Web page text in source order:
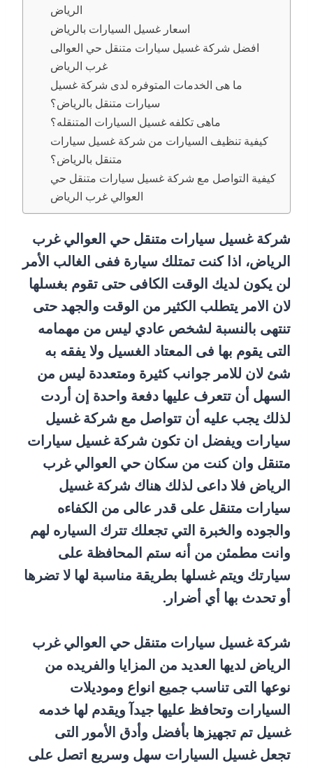
الرياض
اسعار غسيل السيارات بالرياض
افضل شركة غسيل سيارات متنقل حي العوالى
غرب الرياض
ما هى الخدمات المتوفره لدى شركة غسيل
سيارات متنقل بالرياض؟
ماهى تكلفه غسيل السيارات المتنقله؟
كيفية تنظيف السيارات من شركة غسيل سيارات
متنقل بالرياض؟
كيفية التواصل مع شركة غسيل سيارات متنقل حي
العوالي غرب الرياض
شركة غسيل سيارات متنقل حي العوالي غرب
الرياض، اذا كنت تمتلك سيارة ففى الغالب الأمر
لن يكون لديك الوقت الكافى حتى تقوم بغسلها
لان الامر يتطلب الكثير من الوقت والجهد حتى
تنتهى بالنسبة لشخص عادي ليس من مهمامه
التى يقوم بها فى المعتاد الغسيل ولا يفقه به
شئ لان للامر جوانب كثيرة ومتعددة ليس من
السهل أن تتعرف عليها دفعة واحدة إن أردت
لذلك يجب عليه أن تتواصل مع شركة غسيل
سيارات ويفضل ان تكون شركة غسيل سيارات
متنقل وان كنت من سكان حي العوالي غرب
الرياض فلا داعى لذلك هناك شركة غسيل
سيارات متنقل على قدر عالى من الكفاءه
والجوده والخبرة التي تجعلك تترك السياره لهم
وانت مطمئن من أنه ستم المحافظة على
سيارتك ويتم غسلها بطريقة مناسبة لها لا تضرها
أو تحدث بها أي أضرار.
شركة غسيل سيارات متنقل حي العوالي غرب
الرياض لديها العديد من المزايا والفريده من
نوعها التى تناسب جميع انواع وموديلات
السيارات وتحافظ عليها جيدآ ويقدم لها خدمه
غسيل تم تجهيزها بأفضل وأدق الأمور التى
تجعل غسيل السيارات سهل وسريع اتصل على